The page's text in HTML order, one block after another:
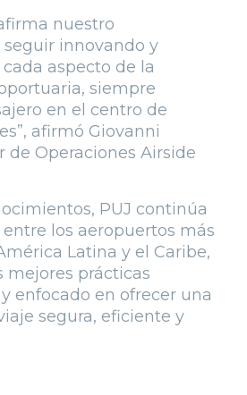
nuestro
innovando y
aspecto de la
siempre
en el centro de
afirmó Giovanni
de Operaciones Airside
PUJ continúa
los aeropuertos más
Latina y el Caribe,
mejores prácticas
enfocado en ofrecer una
segura, eficiente y